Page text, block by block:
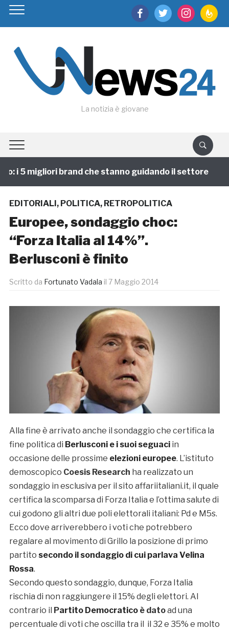
facebooktwitter instagram
La notizia è giovane
i 5 migliori brand che stanno guidando il settore
EDITORIALI, POLITICA, RETROPOLITICA
Europee, sondaggio choc:
“Forza Italia al 14%”.
Berlusconi è finito
Scritto da Fortunato Vadala il 7 Maggio 2014
Alla fine è arrivato anche il sondaggio che certifica la
fine politica di Berlusconi e i suoi seguaciin
occasione delle prossime elezioni europee. L’istituto
demoscopico Coesis Research ha realizzato un
sondaggio in esclusiva per il sito affariitaliani.it, il quale
certifica la scomparsa di Forza Italia e l’ottima salute di
cui godono gli altri due poli elettorali italiani: Pd e M5s.
Ecco dove arriverebbero i voti che potrebbero
regalare al movimento di Grillo la posizione di primo
partito secondo il sondaggio di cui parlava Velina
Rossa.
Secondo questo sondaggio, dunque, Forza Italia
rischia di non raggiungere il 15% degli elettori. Al
contrario il Partito Democratico è datoad una
percentuale di voti che oscilla tra il il 32 e 35% e molto